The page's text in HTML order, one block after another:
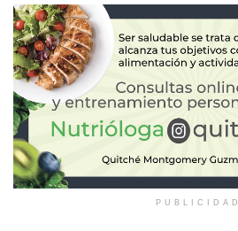
PUBLICIDAD